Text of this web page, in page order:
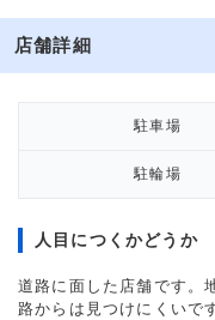
店舗詳細
駐車場
駐輪場
人目につくかどうか
道路に面した店舗です。
路からは見つけにくいで